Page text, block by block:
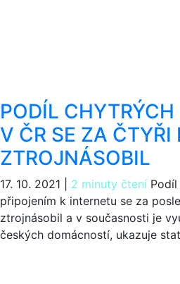
PODÍL
V ČR SE ZA ČTYŘI
ZTROJNÁSOBIL
17. 10. 2021 2 minuty čtení
připojením k internetu se za
ztrojnásobil a v současnosti je
českých domácností, ukazuje